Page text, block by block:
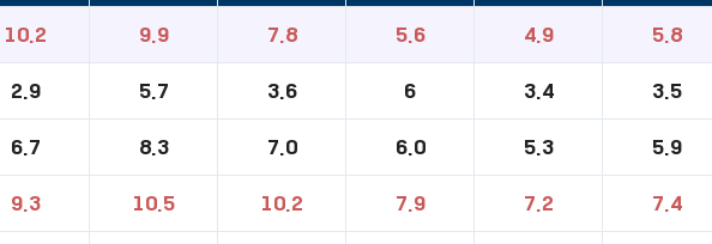
10.2 9.9 7.8 5.6 4.9 5.8
2.9 5.7 3.6 6 3.4 3.5
6.7 8.3 7.0 6.0 5.3 5.9
9.3 10.5 10.2 7.9 7.2 7.4